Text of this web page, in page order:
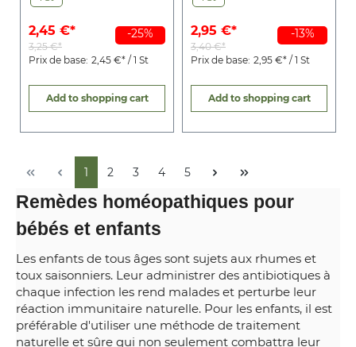
-25%
2,45 €*
3,25 €*
Prix de base: 2,45 €* / 1 St
Add to shopping cart
-13%
2,95 €*
3,40 €*
Prix de base: 2,95 €* / 1 St
Add to shopping cart
1 2 3 4 5
Remèdes homéopathiques pour
bébés et enfants
Les enfants de tous âges sont sujets aux rhumes et
toux saisonniers. Leur administrer des antibiotiques à
chaque infection les rend malades et perturbe leur
réaction immunitaire naturelle. Pour les enfants, il est
préférable d'utiliser une méthode de traitement
naturelle et sûre qui non seulement combattra leur